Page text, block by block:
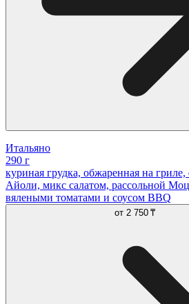
Итальяно
290 г
куриная грудка, обжаренная на
Айоли, микс салатом, рассольной
вялеными томатами и соусом BBQ
от 2 750 ₸